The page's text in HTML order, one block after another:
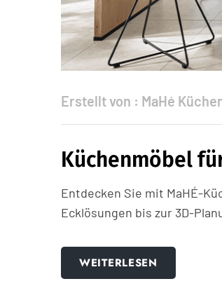
Erstellt von : MaHé
Küchenmöbel
Entdecken Sie mit MaHÉ-
Ecklösungen bis zur 3D-
WEITERLESEN